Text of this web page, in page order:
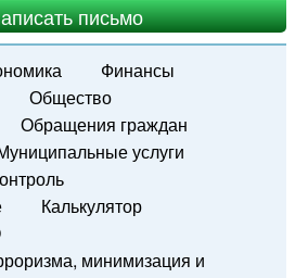
письмо
Финансы
Общество
Обращения граждан
услуги
Калькулятор
минимизация и